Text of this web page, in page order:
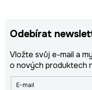
Odebírat
Vložte svůj e-mail a
o nových produktech
E-mail